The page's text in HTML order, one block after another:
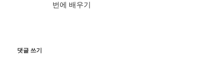
번에 배우기
댓글 쓰기